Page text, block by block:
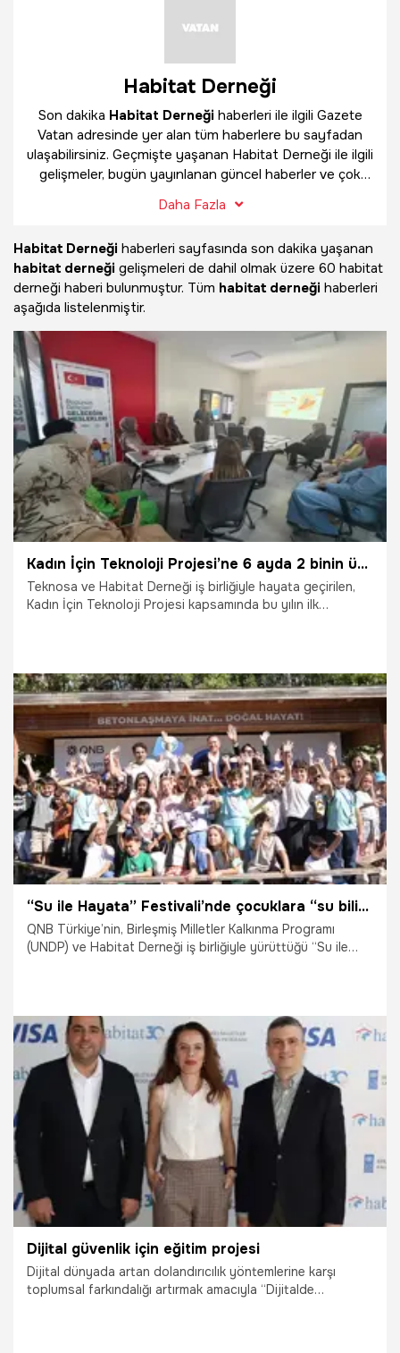
Habitat Derneği
Son dakika Habitat Derneği haberleri ile ilgili Gazete
Vatan adresinde yer alan tüm haberlere bu sayfadan
ulaşabilirsiniz. Geçmişte yaşanan Habitat Derneği ile ilgili
gelişmeler, bugün yayınlanan güncel haberler ve çok
bulabilirsiniz.
Daha Fazla
Habitat Derneği haberleri sayfasında son dakika yaşanan
habitat derneği gelişmeleri de dahil olmak üzere 60 habitat
derneği haberi bulunmuştur. Tüm habitat derneği haberleri
aşağıda listelenmiştir.
Kadın İçin Teknoloji Projesi’ne 6 ayda 2 binin üzerinde katılım
Teknosa ve Habitat Derneği iş birliğiyle hayata geçirilen,
Kadın İçin Teknoloji Projesi kapsamında bu yılın ilk
3.07.2026 Çalışma Hayatı
“Su ile Hayata” Festivali’nde çocuklara “su bilinci” çağrısı
QNB Türkiye’nin, Birleşmiş Milletler Kalkınma Programı
(UNDP) ve Habitat Derneği iş birliğiyle yürüttüğü “Su ile
200’den fazla çocuk, suyun döngüsünü, tasarruf
yöntemlerini ve doğa için önemini atölyeler ve sahne
gösterileriyle deneyimledi.
18.09.2025 Yaşam
Dijital güvenlik için eğitim projesi
Dijital dünyada artan dolandırıcılık yöntemlerine karşı
toplumsal farkındalığı artırmak amacıyla “Dijitalde